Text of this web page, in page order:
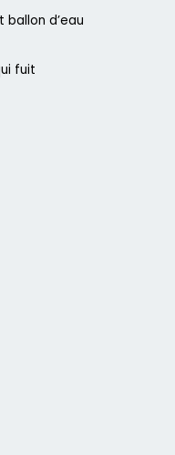
d’eau
fuit